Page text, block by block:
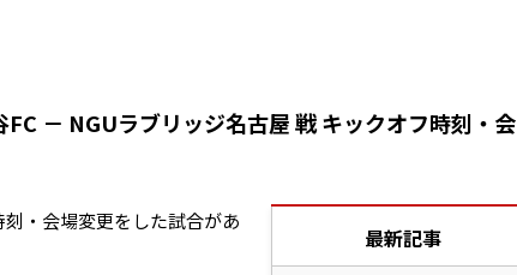
－ NGUラブリッジ名古屋 戦 キックオフ時刻・会
・会場変更をした試合があ
最新記事